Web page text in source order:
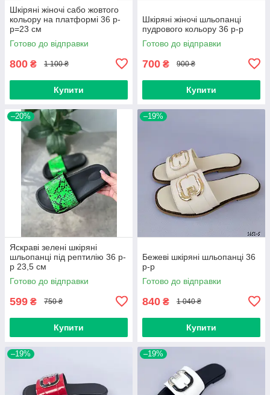
Шкіряні жіночі сабо жовтого
кольору на платформі 36 р-
р=23 см
Готово до відправки
800 ₴ 1 100 ₴
Купити
Шкіряні жіночі шльопанці
пудрового кольору 36 р-р
Готово до відправки
700 ₴ 900 ₴
Купити
–20%
Яскраві зелені шкіряні
шльопанці під рептилію 36 р-
р 23,5 см
Готово до відправки
599 ₴ 750 ₴
Купити
–19%
Бежеві шкіряні шльопанці 36
р-р
Готово до відправки
840 ₴ 1 040 ₴
Купити
–19% –19%